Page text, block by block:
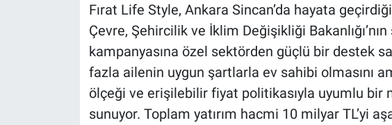
Fırat Life Style, Ankara Sincan’da hayata
Çevre, Şehircilik ve İklim Değişikliği
kampanyasına özel sektörden güçlü bir destek
fazla ailenin uygun şartlarla ev sahibi olmasını
ölçeği ve erişilebilir fiyat politikasıyla uyumlu bir
sunuyor. Toplam yatırım hacmi 10 milyar TL’yi